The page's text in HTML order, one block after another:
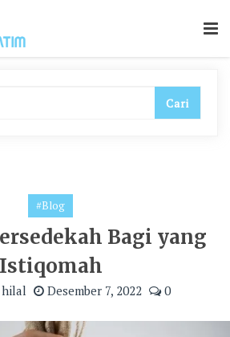
#Blog
Bagi yang
Istiqomah
Desember 7, 2022 0